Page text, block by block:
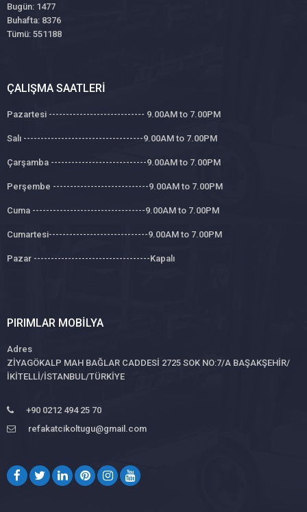
Bugün: 1477
Buhafta: 8376
Tümü: 551188
ÇALIŞMA SAATLERI
Pazartesi ---------------------------- 9.00AM to 7.00PM
Salı -----------------------------------9.00AM to 7.00PM
Çarşamba ----------------------------9.00AM to 7.00PM
Perşembe ----------------------------9.00AM to 7.00PM
Cuma ---------------------------------9.00AM to 7.00PM
Cumartesi-----------------------------9.00AM to 7.00PM
Pazar ----------------------------------Kapalı
PIRIMLAR MOBILYA
Adres
ZİYAGÖKALP MAH BAĞLAR CADDESİ 2725 SOK NO:7/A BAŞAKŞEHİR/
İKİTELLİ/İSTANBUL/TÜRKİYE
+90 0212 494 25 70
refakatcikoltugu@gmail.com